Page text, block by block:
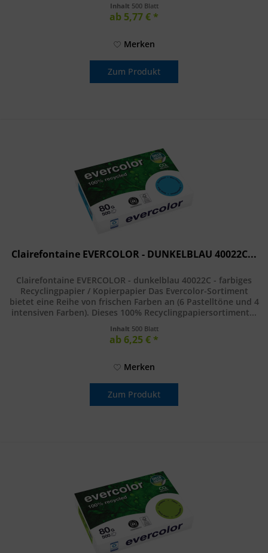
Inhalt 500 Blatt
ab 5,77 € *
Merken
Zum Produkt
Clairefontaine EVERCOLOR - DUNKELBLAU 40022C...
Clairefontaine EVERCOLOR - dunkelblau 40022C - farbiges
Recyclingpapier / Kopierpapier Das Evercolor-Sortiment
bietet eine Reihe von frischen Farben an (6 Pastelltöne und 4
intensiven Farben). Dieses 100% Recyclingpapiersortiment...
Inhalt 500 Blatt
ab 6,25 € *
Merken
Zum Produkt